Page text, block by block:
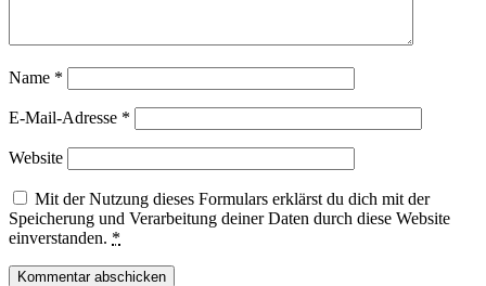
Name *
E-Mail-Adresse *
Website
Mit der Nutzung dieses Formulars erklärst du dich mit der
Speicherung und Verarbeitung deiner Daten durch diese Website
einverstanden. *